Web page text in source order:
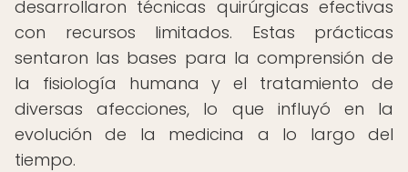
desarrollaron técnicas quirúrgicas efectivas
con recursos limitados. Estas prácticas
sentaron las bases para la comprensión de
la fisiología humana y el tratamiento de
diversas afecciones, lo que influyó en la
evolución de la medicina a lo largo del
tiempo.